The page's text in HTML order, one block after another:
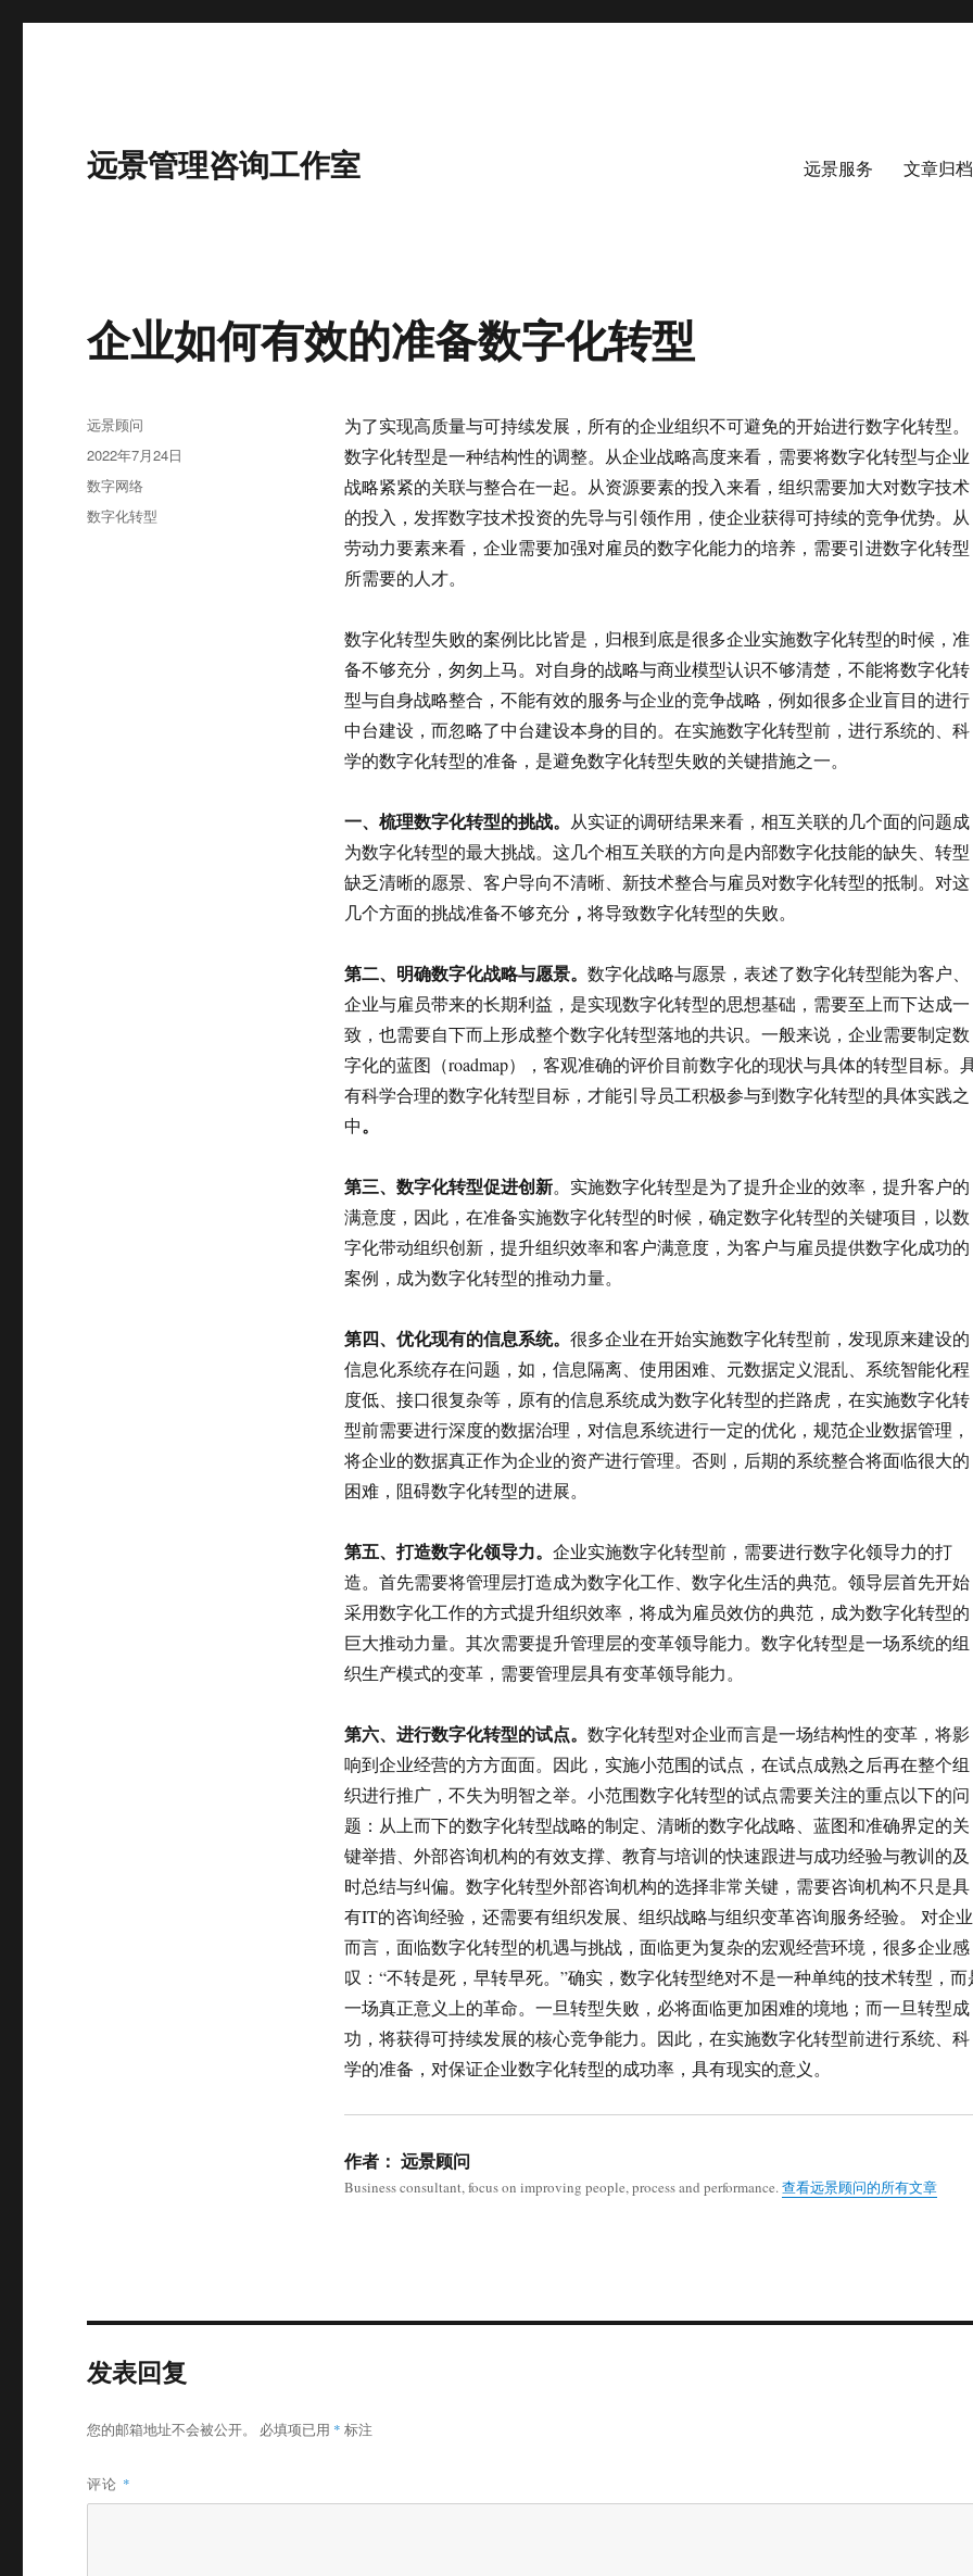
远景管理咨询工作室 远景服务 文章归档
企业如何有效的准备数字化转型
为了实现高质量与可持续发展，所有的企业组织不可避免的开始进行数字化转型。
数字化转型是一种结构性的调整。从企业战略高度来看，需要将数字化转型与企业
战略紧紧的关联与整合在一起。从资源要素的投入来看，组织需要加大对数字技术
的投入，发挥数字技术投资的先导与引领作用，使企业获得可持续的竞争优势。从
劳动力要素来看，企业需要加强对雇员的数字化能力的培养，需要引进数字化转型
所需要的人才。
数字化转型失败的案例比比皆是，归根到底是很多企业实施数字化转型的时候，准
备不够充分，匆匆上马。对自身的战略与商业模型认识不够清楚，不能将数字化转
型与自身战略整合，不能有效的服务与企业的竞争战略，例如很多企业盲目的进行
中台建设，而忽略了中台建设本身的目的。在实施数字化转型前，进行系统的、科
学的数字化转型的准备，是避免数字化转型失败的关键措施之一。
一、梳理数字化转型的挑战。 从实证的调研结果来看，相互关联的几个面的问题成
为数字化转型的最大挑战。这几个相互关联的方向是内部数字化技能的缺失、转型
缺乏清晰的愿景、客户导向不清晰、新技术整合与雇员对数字化转型的抵制。对这
几个方面的挑战准备不够充分 ， 将导致数字化转型的失败。
第二、明确数字化战略与愿景。 数字化战略与愿景，表述了数字化转型能为客户、
企业与雇员带来的长期利益，是实现数字化转型的思想基础，需要至上而下达成一
致，也需要自下而上形成整个数字化转型落地的共识。一般来说，企业需要制定数
字化的蓝图（roadmap），客观准确的评价目前数字化的现状与具体的转型目标。
有科学合理的数字化转型目标，才能引导员工积极参与到数字化转型的具体实践之
中。
第三、数字化转型促进创新。实施数字化转型是为了提升企业的效率，提升客户的
满意度，因此，在准备实施数字化转型的时候，确定数字化转型的关键项目，以数
字化带动组织创新，提升组织效率和客户满意度，为客户与雇员提供数字化成功的
案例，成为数字化转型的推动力量。
第四、优化现有的信息系统。 很多企业在开始实施数字化转型前，发现原来建设的
信息化系统存在问题，如，信息隔离、使用困难、元数据定义混乱、系统智能化程
度低、接口很复杂等，原有的信息系统成为数字化转型的拦路虎，在实施数字化转
型前需要进行深度的数据治理，对信息系统进行一定的优化，规范企业数据管理，
将企业的数据真正作为企业的资产进行管理。否则，后期的系统整合将面临很大的
困难，阻碍数字化转型的进展。
第五、打造数字化领导力。 企业实施数字化转型前，需要进行数字化领导力的打
造。首先需要将管理层打造成为数字化工作、数字化生活的典范。领导层首先开始
采用数字化工作的方式提升组织效率，将成为雇员效仿的典范，成为数字化转型的
巨大推动力量。其次需要提升管理层的变革领导能力。数字化转型是一场系统的组
织生产模式的变革，需要管理层具有变革领导能力。
第六、进行数字化转型的试点。 数字化转型对企业而言是一场结构性的变革，将影
响到企业经营的方方面面。因此，实施小范围的试点，在试点成熟之后再在整个组
织进行推广，不失为明智之举。小范围数字化转型的试点需要关注的重点以下的问
题：从上而下的数字化转型战略的制定、清晰的数字化战略、蓝图和准确界定的关
键举措、外部咨询机构的有效支撑、教育与培训的快速跟进与成功经验与教训的及
时总结与纠偏。数字化转型外部咨询机构的选择非常关键，需要咨询机构不只是具
有IT的咨询经验，还需要有组织发展、组织战略与组织变革咨询服务经验。 对企业
而言，面临数字化转型的机遇与挑战，面临更为复杂的宏观经营环境，很多企业感
叹：“不转是死，早转早死。”确实，数字化转型绝对不是一种单纯的技术转型，而
一场真正意义上的革命。一旦转型失败，必将面临更加困难的境地；而一旦转型成
功，将获得可持续发展的核心竞争能力。因此，在实施数字化转型前进行系统、科
学的准备，对保证企业数字化转型的成功率，具有现实的意义。
作者： 远景顾问
Business consultant, focus on improving people, process and performance.查看远景顾问的所有文章
作
者
远景顾问
发
布
于
2022年7月24日
分
类
数字网络
标
数字化转型
发表回复
您的邮箱地址不会被公开。 必填项已用 * 标注
评论 *